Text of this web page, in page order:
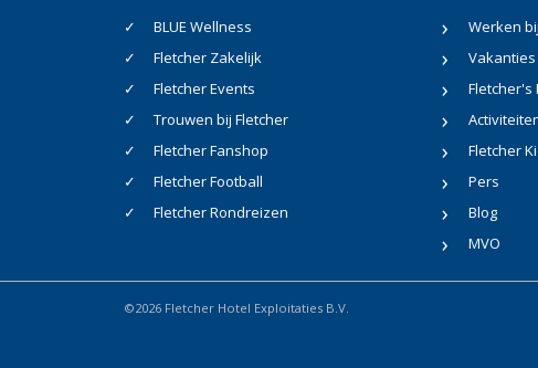
BLUE Wellness
Fletcher Zakelijk
Fletcher Events
Trouwen bij Fletcher
Fletcher Fanshop
Fletcher Football
Fletcher Rondreizen
Werken
Fletcher's
Fletcher
Pers
Blog
MVO
©2026 Fletcher Hotel Exploitaties B.V.